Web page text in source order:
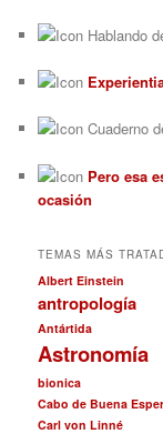
Hablando
Cuaderno
Pero esa
ocasión
TEMAS MÁS
Albert Einstein
antropología
Antártida
Astronomía
bionica
Cabo de Buena
Carl von Linné